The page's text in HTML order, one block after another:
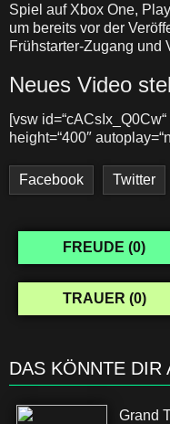
Spiel auf Xbox One,
um bereits vor der
Frühstarter-Zugang und
Neues Video
[vsw
height=“400″
Facebook Twitter
FREUDE (0)
TRAUER (0)
DAS KÖNNTE DIR
Grand